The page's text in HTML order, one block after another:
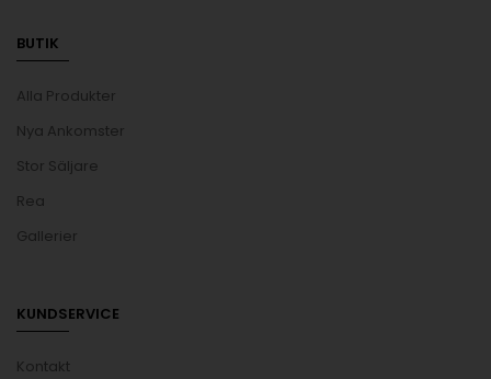
BUTIK
Alla Produkter
Nya Ankomster
Stor Säljare
Rea
Gallerier
KUNDSERVICE
Kontakt